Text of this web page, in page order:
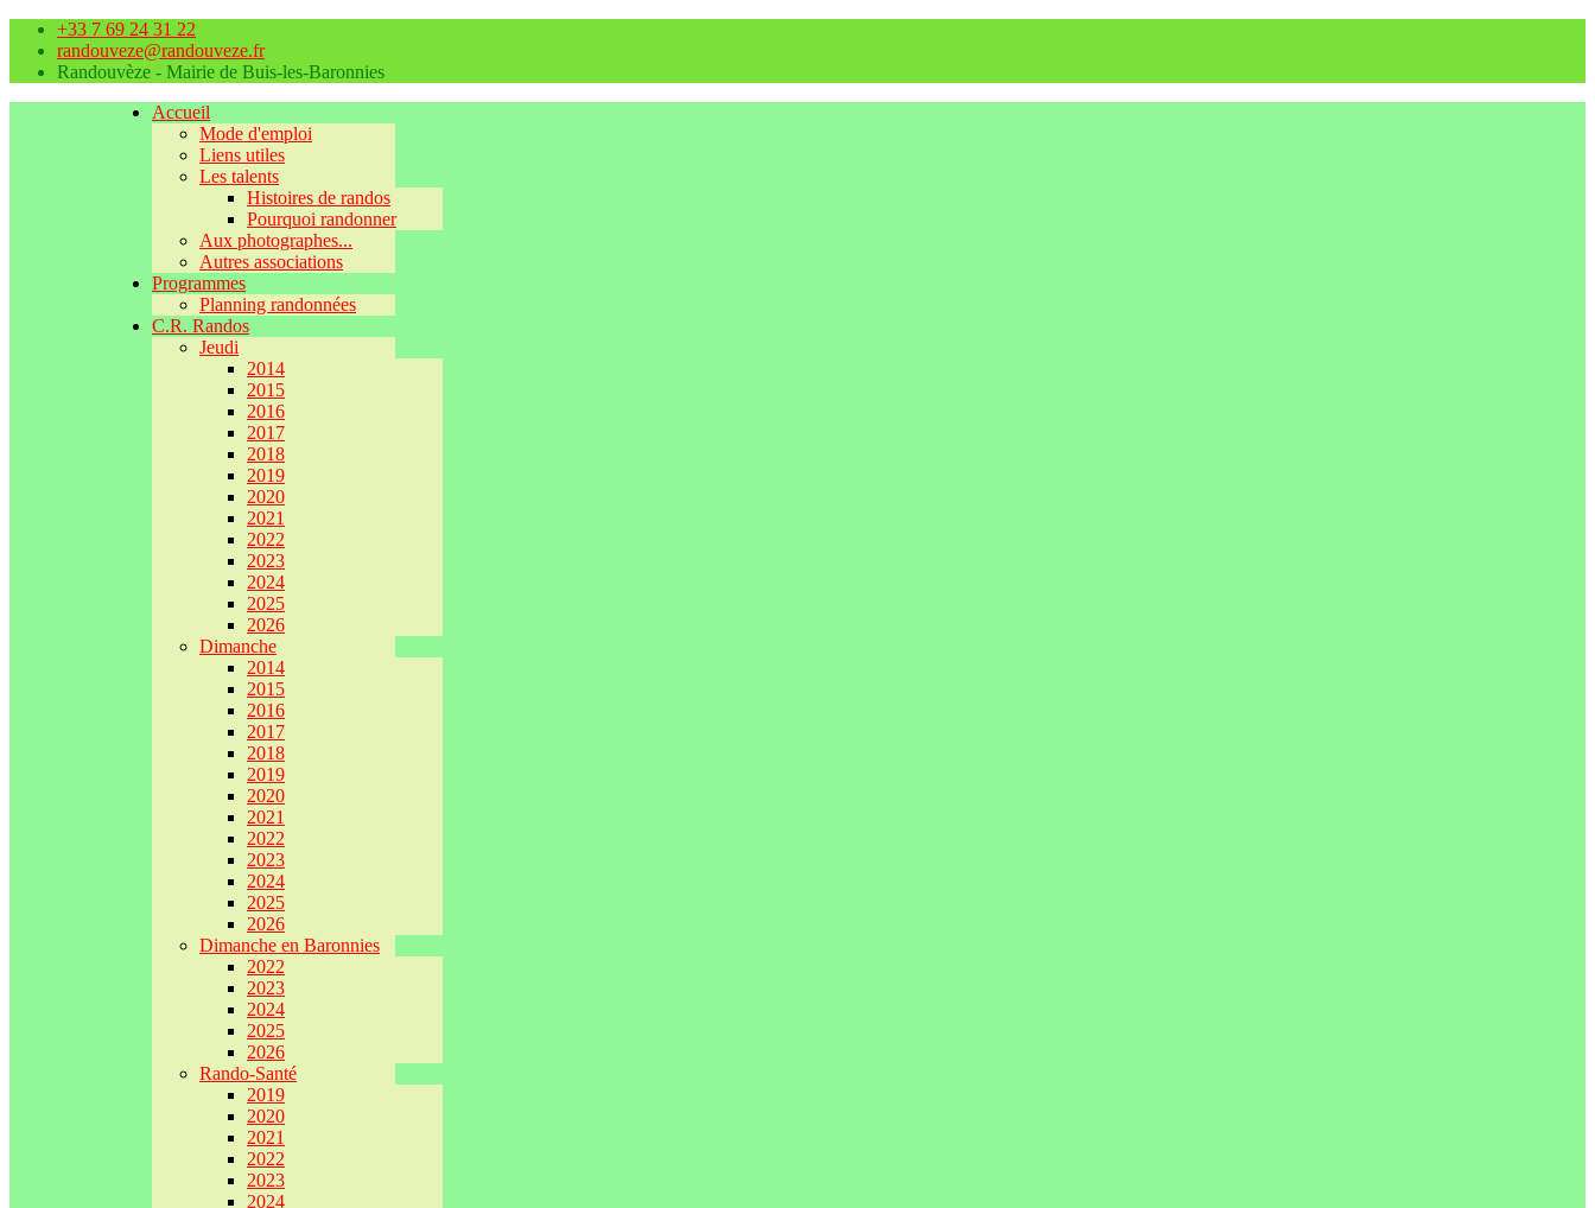
+33 7 69 24 31 22
randouveze@randouveze.fr
Randouvèze - Mairie de Buis-les-Baronnies
Accueil
Mode d'emploi
Liens utiles
Les talents
Histoires de randos
Pourquoi randonner
Aux photographes...
Autres associations
Programmes
Planning randonnées
C.R. Randos
Jeudi
2014
2015
2016
2017
2018
2019
2020
2021
2022
2023
2024
2025
2026
Dimanche
2014
2015
2016
2017
2018
2019
2020
2021
2022
2023
2024
2025
2026
Dimanche en Baronnies
2022
2023
2024
2025
2026
Rando-Santé
2019
2020
2021
2022
2023
2024